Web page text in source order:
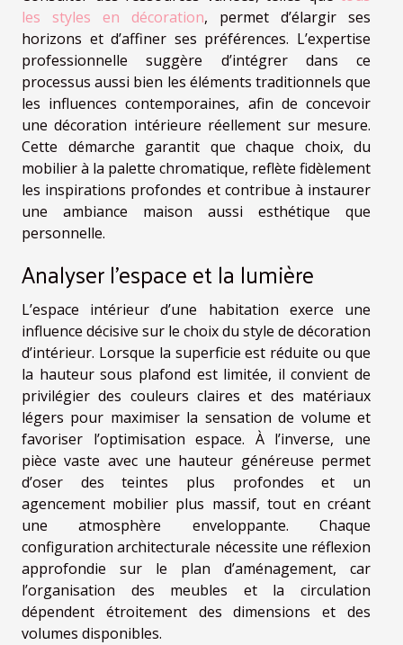
les styles en décoration, permet d’élargir ses
horizons et d’affiner ses préférences. L’expertise
professionnelle suggère d’intégrer dans ce
processus aussi bien les éléments traditionnels que
les influences contemporaines, afin de concevoir
une décoration intérieure réellement sur mesure.
Cette démarche garantit que chaque choix, du
mobilier à la palette chromatique, reflète fidèlement
les inspirations profondes et contribue à instaurer
une ambiance maison aussi esthétique que
personnelle.
Analyser l’espace et la lumière
L’espace intérieur d’une habitation exerce une
influence décisive sur le choix du style de décoration
d’intérieur. Lorsque la superficie est réduite ou que
la hauteur sous plafond est limitée, il convient de
privilégier des couleurs claires et des matériaux
légers pour maximiser la sensation de volume et
favoriser l’optimisation espace. À l’inverse, une
pièce vaste avec une hauteur généreuse permet
d’oser des teintes plus profondes et un
agencement mobilier plus massif, tout en créant
une atmosphère enveloppante. Chaque
configuration architecturale nécessite une réflexion
approfondie sur le plan d’aménagement, car
l’organisation des meubles et la circulation
dépendent étroitement des dimensions et des
volumes disponibles.